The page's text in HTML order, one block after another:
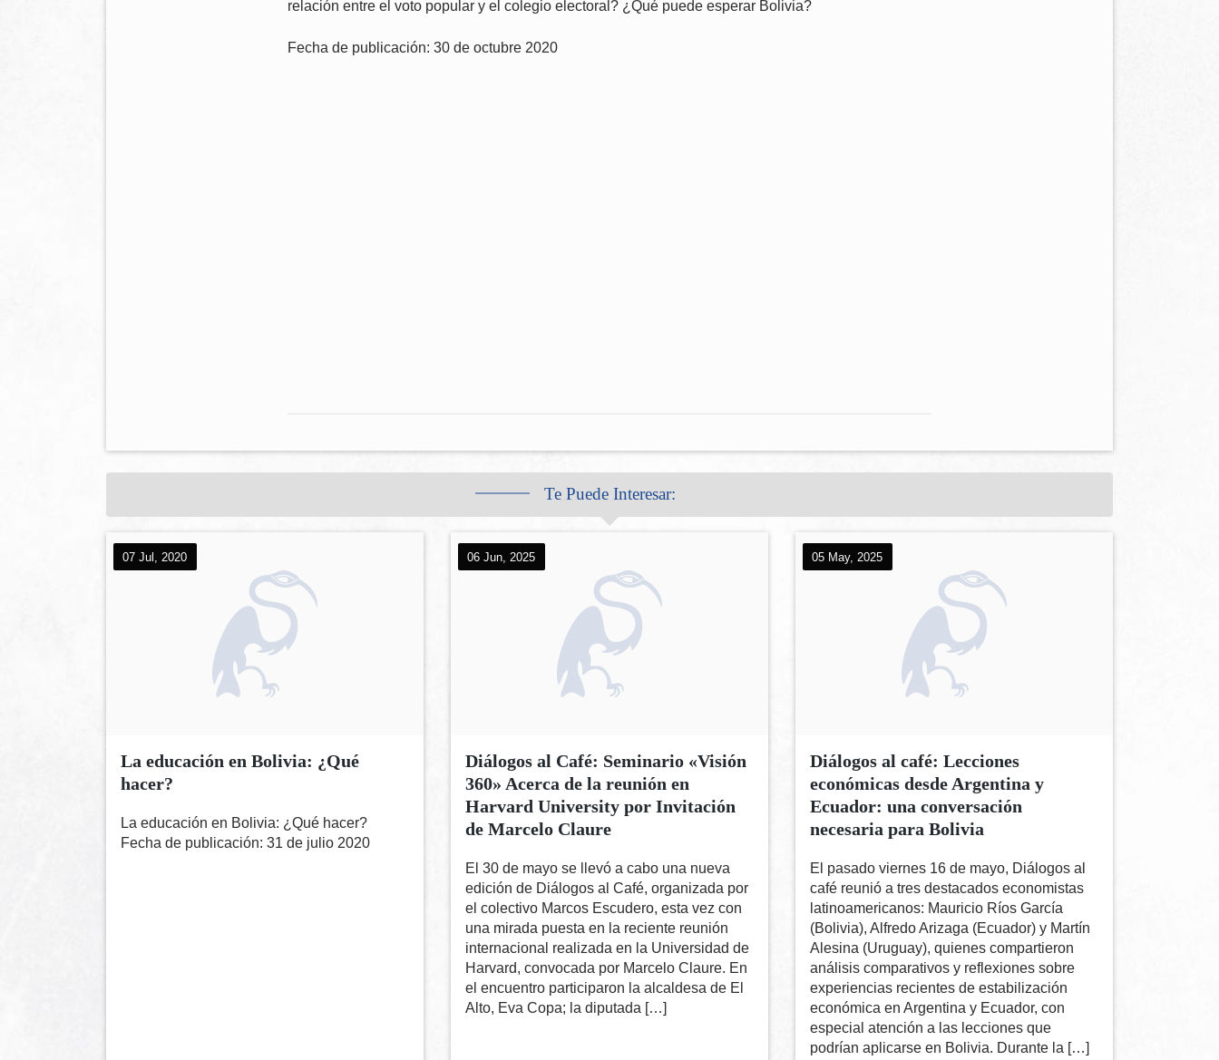
relación entre el voto popular y el colegio electoral? ¿Qué puede esperar Bolivia?
Fecha de publicación: 30 de octubre 2020
Te Puede Interesar:
07 Jul, 2020
La educación en Bolivia: ¿Qué
hacer?
La educación en Bolivia: ¿Qué hacer?
Fecha de publicación: 31 de julio 2020
06 Jun, 2025
Diálogos al Café: Seminario «Visión
360» Acerca de la reunión en
Harvard University por Invitación
de Marcelo Claure
El 30 de mayo se llevó a cabo una nueva
edición de Diálogos al Café, organizada por
el colectivo Marcos Escudero, esta vez con
una mirada puesta en la reciente reunión
internacional realizada en la Universidad de
Harvard, convocada por Marcelo Claure. En
el encuentro participaron la alcaldesa de El
Alto, Eva Copa; la diputada […]
05 May, 2025
Diálogos al café: Lecciones
económicas desde Argentina y
Ecuador: una conversación
necesaria para Bolivia
El pasado viernes 16 de mayo, Diálogos al
café reunió a tres destacados economistas
latinoamericanos: Mauricio Ríos García
(Bolivia), Alfredo Arizaga (Ecuador) y Martín
Alesina (Uruguay), quienes compartieron
análisis comparativos y reflexiones sobre
experiencias recientes de estabilización
económica en Argentina y Ecuador, con
especial atención a las lecciones que
podrían aplicarse en Bolivia. Durante la […]